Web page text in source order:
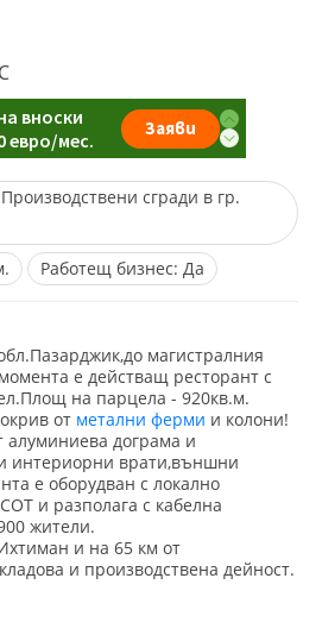
сгради в гр.
Работещ бизнес: Да
магистралния
е действащ ресторант с
на парцела - 920кв.м.
от метални ферми и колони!
алуминиева дограма и
интериорни врати,външни
е оборудван с локално
и разполага с кабелна
жители.
и на 65 км от
и производствена дейност.